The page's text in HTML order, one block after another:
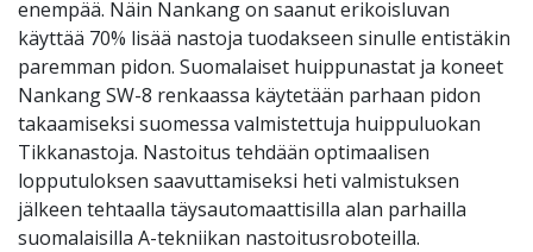
enempää. Näin Nankang on saanut erikoisluvan
käyttää 70% lisää nastoja tuodakseen sinulle entistäkin
paremman pidon. Suomalaiset huippunastat ja koneet
Nankang SW-8 renkaassa käytetään parhaan pidon
takaamiseksi suomessa valmistettuja huippuluokan
Tikkanastoja. Nastoitus tehdään optimaalisen
lopputuloksen saavuttamiseksi heti valmistuksen
jälkeen tehtaalla täysautomaattisilla alan parhailla
suomalaisilla A-tekniikan nastoitusroboteilla.